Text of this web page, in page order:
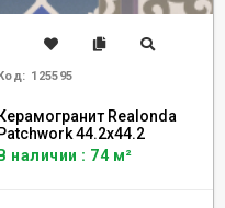
125595
Керамогранит Realonda
Patchwork 44.2x44.2
В наличии : 74 м²